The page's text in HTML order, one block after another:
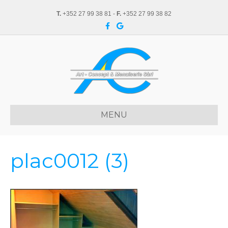
T. +352 27 99 38 81 - F. +352 27 99 38 82
c
o
o
k
G
o
l
e
MENU
plac0012 (3)